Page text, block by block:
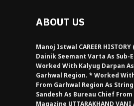
ABOUT US
Manoj Istwal CAREER
Dainik Seemant Varta As
Worked With Kalyug Darpan
Garhwal Region. * Worked
From Garhwal Region As
Sandesh As Bureau Chief
Magazine UTTARAKHAND